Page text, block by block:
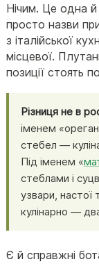
Нічим. Це одна
просто назви
з італійської
місцевої.
позиції стоять
Різниця не в
іменем
стебел —
Під іменем «
стеблами і
узвари, настої
кулінарно —
Є й справжні